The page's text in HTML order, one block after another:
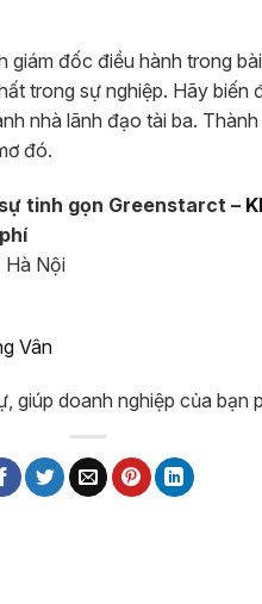
đốc điều hành trong
trong sự nghiệp. Hãy biến
nhà lãnh đạo tài ba.
đó.
tinh gọn Greenstarct –
Hà Nội
Vân
giúp doanh nghiệp của bạn